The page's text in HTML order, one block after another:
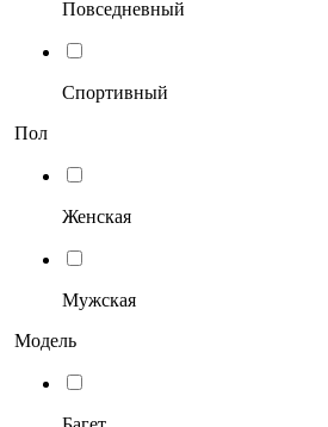
Повседневный
Спортивный
Пол
Женская
Мужская
Модель